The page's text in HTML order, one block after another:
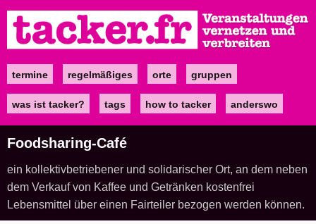
zum
Inhalt
Maintermine regelmäßiges orte gruppen
was ist tacker? tags how to tacker anderswo
Foodsharing-Café
ein kollektivbetriebener und solidarischer Ort, an dem neben
dem Verkauf von Kaffee und Getränken kostenfrei
Lebensmittel über einen Fairteiler bezogen werden können.